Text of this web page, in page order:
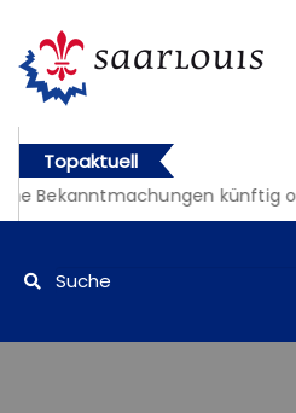
Topaktuell
Bekanntmachungen künftig